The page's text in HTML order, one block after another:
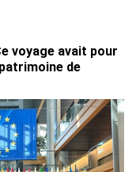
voyage avait pour
de